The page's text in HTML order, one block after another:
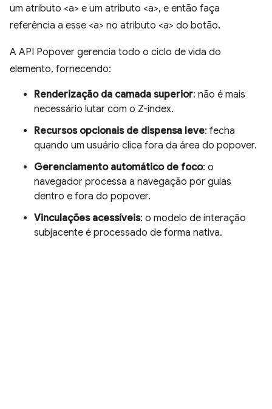
um atributo <a> e um atributo <a>, e então faça
referência a esse <a> no atributo <a> do botão.
A API Popover gerencia todo o ciclo de vida do
elemento, fornecendo:
Renderização da camada superior: não é mais
necessário lutar com o Z-index.
Recursos opcionais de dispensa leve: fecha
quando um usuário clica fora da área do popover.
Gerenciamento automático de foco: o
navegador processa a navegação por guias
dentro e fora do popover.
Vinculações acessíveis: o modelo de interação
subjacente é processado de forma nativa.